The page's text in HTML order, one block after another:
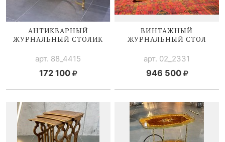
АНТИКВАРНЫЙ
ЖУРНАЛЬНЫЙ СТОЛИК
арт. 88_4415
172 100
ВИНТАЖНЫЙ
ЖУРНАЛЬНЫЙ СТОЛ
арт. 02_2331
946 500